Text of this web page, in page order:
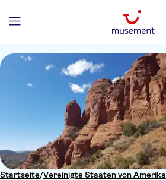
Startseite/Vereinigte Staaten von Amerika